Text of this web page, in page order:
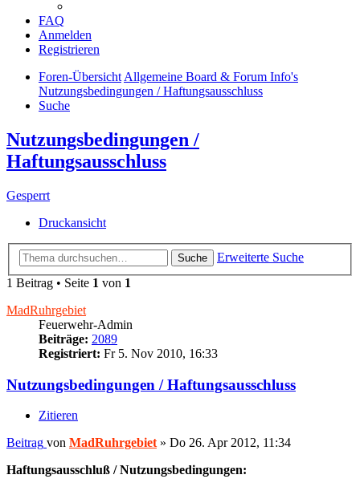
FAQ
Anmelden
Registrieren
Foren-ÜbersichtAllgemeine Board & Forum Info's
Nutzungsbedingungen / Haftungsausschluss
Suche
Nutzungsbedingungen /
Haftungsausschluss
Gesperrt
Druckansicht
Suche
Erweiterte Suche
1 Beitrag • Seite 1 von 1
MadRuhrgebiet
Feuerwehr-Admin
Beiträge: 2089
Registriert: Fr 5. Nov 2010, 16:33
Nutzungsbedingungen / Haftungsausschluss
Zitieren
Beitrag von MadRuhrgebiet » Do 26. Apr 2012, 11:34
Haftungsausschluß / Nutzungsbedingungen: